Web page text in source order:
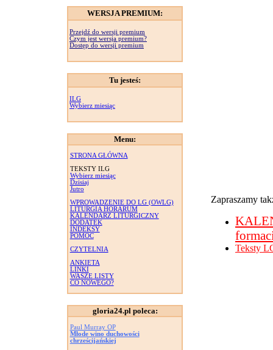
WERSJA PREMIUM:
Przejdź do wersji premium
Czym jest wersja premium?
Dostęp do wersji premium
Tu jesteś:
ILG
Wybierz miesiąc
Menu:
STRONA GŁÓWNA
TEKSTY ILG
Wybierz miesiąc
Dzisiaj
Jutro
WPROWADZENIE DO LG (OWLG)
LITURGIA HORARUM
KALENDARZ LITURGICZNY
DODATEK
INDEKSY
POMOC
CZYTELNIA
ANKIETA
LINKI
WASZE LISTY
CO NOWEGO?
gloria24.pl poleca:
Paul Murray OP
Młode wino duchowości
chrześcijańskiej
Zapraszamy
Teksty